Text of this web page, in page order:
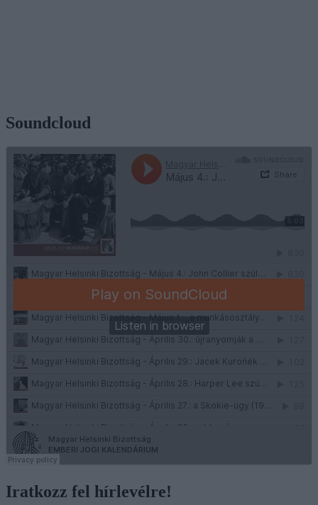
Soundcloud
Iratkozz fel hírlevélre!